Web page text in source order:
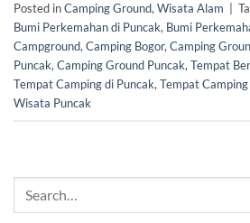
Posted inCamping Ground, Wisata Alam
Bumi Perkemahan di Puncak, Bumi
Campground, Camping Bogor, Camping
Puncak, Camping Ground Puncak, Tempat
Tempat Camping di Puncak, Tempat
Wisata Puncak